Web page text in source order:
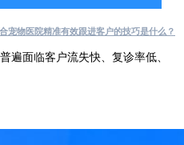
宠物医院精准有效跟进客户的技巧是什么？
遍面临客户流失快、复诊率低、